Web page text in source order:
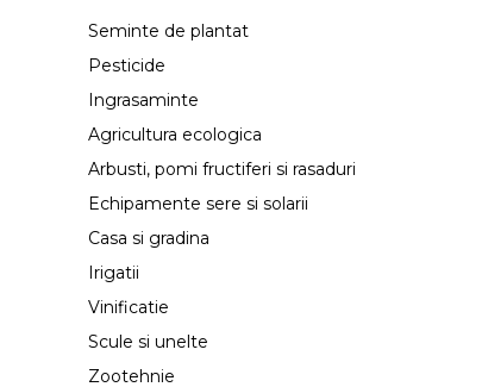
Seminte de plantat
Pesticide
Ingrasaminte
Agricultura ecologica
Arbusti, pomi fructiferi si rasaduri
Echipamente sere si solarii
Casa si gradina
Irigatii
Vinificatie
Scule si unelte
Zootehnie